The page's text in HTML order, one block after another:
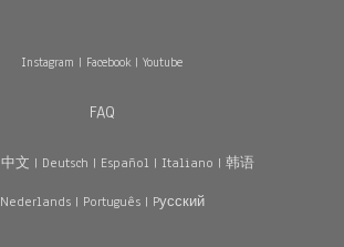
Instagram | Facebook| Youtube
FAQ
中文 | Deutsch | Español | Italiano | 韩语
Nederlands| Português| Pусский